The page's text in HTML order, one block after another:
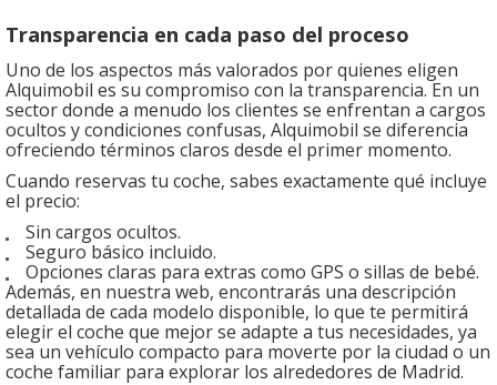
Transparencia en cada paso del proceso
Uno de los aspectos más valorados por quienes eligen
Alquimobil es su compromiso con la transparencia. En un
sector donde a menudo los clientes se enfrentan a cargos
ocultos y condiciones confusas, Alquimobil se diferencia
ofreciendo términos claros desde el primer momento.
Cuando reservas tu coche, sabes exactamente qué incluye
el precio:
Sin cargos ocultos.
Seguro básico incluido.
Opciones claras para extras como GPS o sillas de bebé.
Además, en nuestra web, encontrarás una descripción
detallada de cada modelo disponible, lo que te permitirá
elegir el coche que mejor se adapte a tus necesidades, ya
sea un vehículo compacto para moverte por la ciudad o un
coche familiar para explorar los alrededores de Madrid.